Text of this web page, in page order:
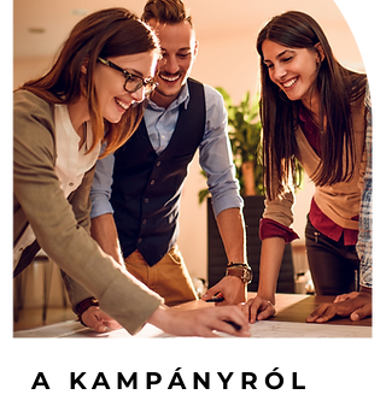
A KAMPÁNYRÓL